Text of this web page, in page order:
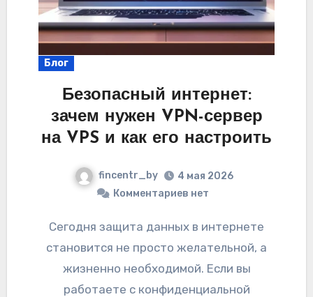
Блог
Безопасный интернет:
зачем нужен VPN-сервер
на VPS и как его настроить
fincentr_by
4 мая 2026
Комментариев нет
Сегодня защита данных в интернете
становится не просто желательной, а
жизненно необходимой. Если вы
работаете с конфиденциальной